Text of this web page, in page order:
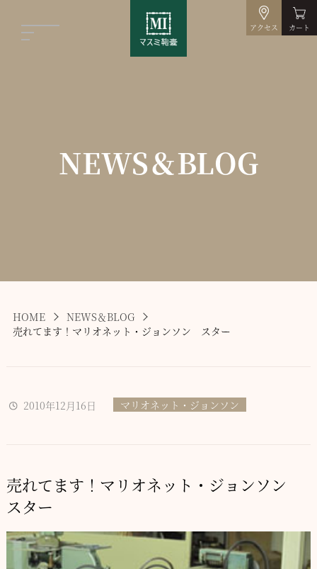
アクセス カート
NEWS＆BLOG
HOME
NEWS＆BLOG
売れてます！マリオネット・ジョンソン スター
2010年12月16日 マリオネット・ジョンソン
売れてます！マリオネット・ジョンソン
スター